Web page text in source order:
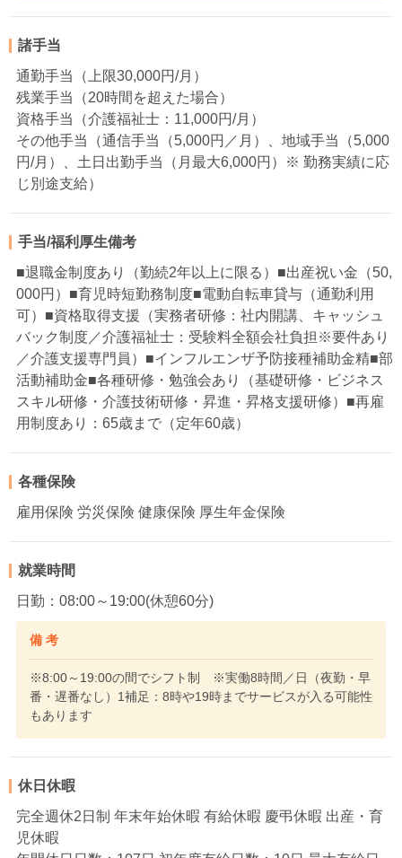
諸手当
通勤手当（上限30,000円/月）
残業手当（20時間を超えた場合）
資格手当（介護福祉士：11,000円/月）
その他手当（通信手当（5,000円／月）、地域手当（5,000
円/月）、土日出勤手当（月最大6,000円）※ 勤務実績に応
じ別途支給）
手当/福利厚生備考
■退職金制度あり（勤続2年以上に限る）■出産祝い金（50,
000円）■育児時短勤務制度■電動自転車貸与（通勤利用
可）■資格取得支援（実務者研修：社内開講、キャッシュ
バック制度／介護福祉士：受験料全額会社負担※要件あり
／介護支援専門員）■インフルエンザ予防接種補助金精■部
活動補助金■各種研修・勉強会あり（基礎研修・ビジネス
スキル研修・介護技術研修・昇進・昇格支援研修）■再雇
用制度あり：65歳まで（定年60歳）
各種保険
雇用保険 労災保険 健康保険 厚生年金保険
就業時間
日勤：08:00～19:00(休憩60分)
備 考
※8:00～19:00の間でシフト制 ※実働8時間／日（夜勤・早
番・遅番なし）1補足：8時や19時までサービスが入る可能性
もあります
休日休暇
完全週休2日制 年末年始休暇 有給休暇 慶弔休暇 出産・育
児休暇